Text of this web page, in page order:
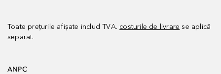
Toate prețurile afișate includ TVA. costurile de livrare se aplică
separat.
ANPC